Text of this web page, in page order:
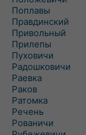
Поплавы
Правдинский
Привольный
Прилепы
Пуховичи
Радошковичи
Раевка
Раков
Ратомка
Речень
Рованичи